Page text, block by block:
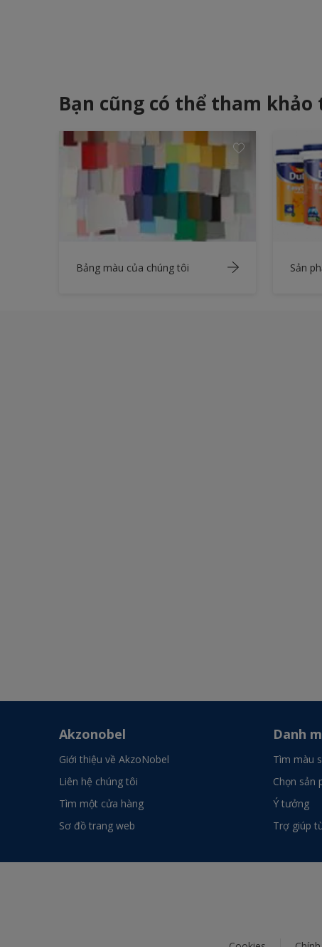
Bạn cũng có thể tham khảo
Bảng màu của chúng tôi Sản
Akzonobel
Giới thiệu về AkzoNobel
Liên hệ chúng tôi
Tìm một cửa hàng
Sơ đồ trang web
Danh
Tìm màu
Chọn sản
Ý tưởng
Trợ giúp